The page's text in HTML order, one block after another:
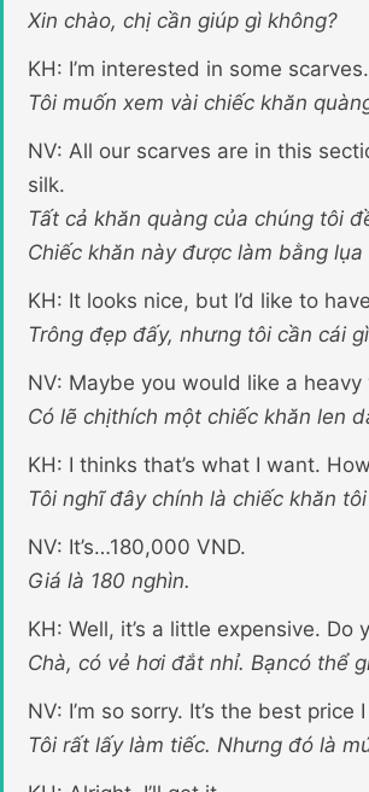
Xin chào, chị cần giúp gì không?
KH: I’m interested in some scarves.
Tôi muốn xem vài chiếc khăn
NV: All our scarves are in this
silk.
Tất cả khăn quàng của chúng tôi
Chiếc khăn này được làm bằng lụa
KH: It looks nice, but I’d like to
Trông đẹp đấy, nhưng tôi cần cái
NV: Maybe you would like a
Có lẽ chịthích một chiếc khăn len
KH: I thinks that’s what I want.
Tôi nghĩ đây chính là chiếc khăn
NV: It’s…180,000 VND.
Giá là 180 nghìn.
KH: Well, it’s a little expensive.
Chà, có vẻ hơi đắt nhỉ. Bạncó thể
NV: I’m so sorry. It’s the best price
Tôi rất lấy làm tiếc. Nhưng đó là